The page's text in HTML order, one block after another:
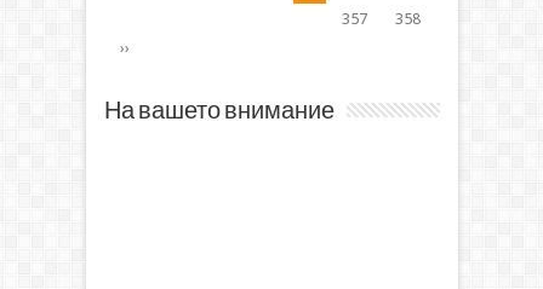
357
358
››
На вашето внимание